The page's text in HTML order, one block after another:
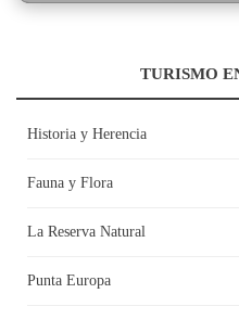
TURISMO
Historia y Herencia
Fauna y Flora
La Reserva Natural
Punta Europa